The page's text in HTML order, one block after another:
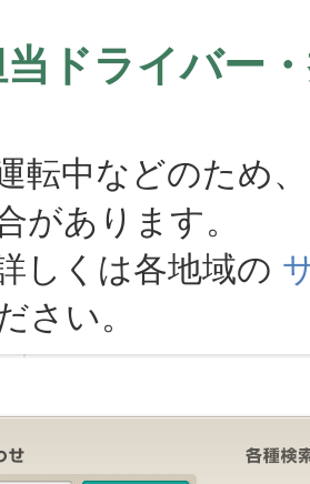
当ドライバー
転中などのため
があります。
しくは各地域の
さい。